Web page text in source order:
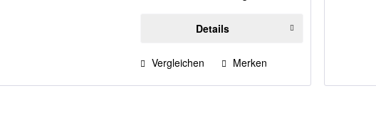
Details
Vergleichen Merken